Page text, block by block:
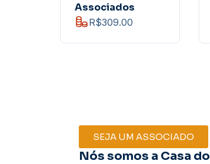
Associados
R$309.00
SEJA UM ASSOCIADO
Nós somos a Casa do